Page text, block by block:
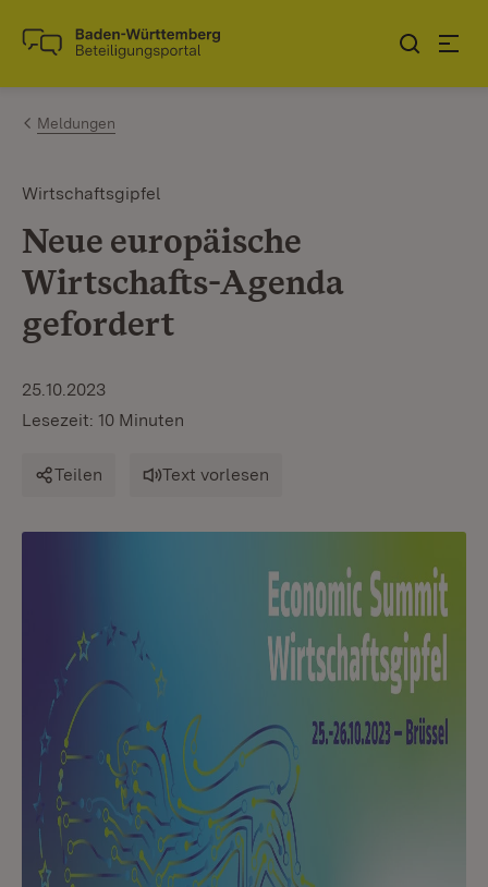
Zum Inhalt springen
Link zur Startseite
Meldungen
Wirtschaftsgipfel
Neue europäische
Wirtschafts-Agenda
gefordert
25.10.2023
Lesezeit: 10 Minuten
Teilen Text vorlesen